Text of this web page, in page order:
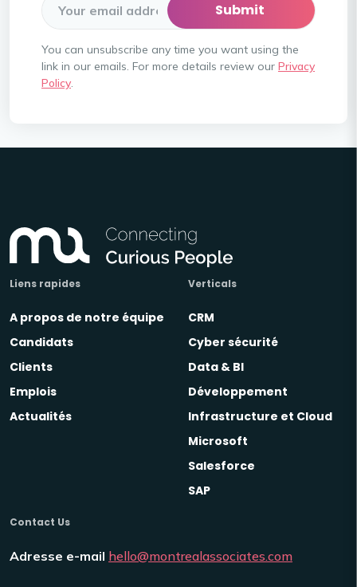
You can unsubscribe any time you want using the
link in our emails. For more details review our Privacy
Policy.
Liens rapides
A propos de notre équipe
Candidats
Clients
Emplois
Actualités
Verticals
CRM
Cyber sécurité
Data & BI
Développement
Infrastructure et Cloud
Microsoft
Salesforce
SAP
Contact Us
Adresse e-mail hello@montrealassociates.com